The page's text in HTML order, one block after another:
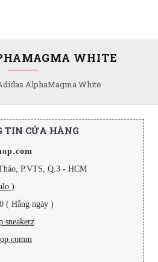
AlphaMagma White
WHITE
TIN CỬA HÀNG
P.VTS, Q.3 - HCM
)
( Hằng ngày )